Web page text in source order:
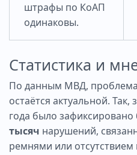
штрафы по КоАП
одинаковы.
Статистика и
По данным МВД,
остаётся актуальной.
года было зафиксировано
тысяч нарушений,
ремнями или